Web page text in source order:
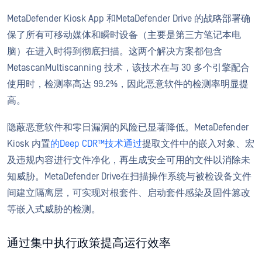
MetaDefender Kiosk App 和MetaDefender Drive 的战略部署确
保了所有可移动媒体和瞬时设备（主要是第三方笔记本电
脑）在进入时得到彻底扫描。这两个解决方案都包含
MetascanMultiscanning 技术，该技术在与 30 多个引擎配合
使用时，检测率高达 99.2%，因此恶意软件的检测率明显提
高。
隐蔽恶意软件和零日漏洞的风险已显著降低。MetaDefender
Kiosk 内置的Deep CDR™技术通过提取文件中的嵌入对象、宏
及违规内容进行文件净化，再生成安全可用的文件以消除未
知威胁。MetaDefender Drive在扫描操作系统与被检设备文件
间建立隔离层，可实现对根套件、启动套件感染及固件篡改
等嵌入式威胁的检测。
通过集中执行政策提高运行效率